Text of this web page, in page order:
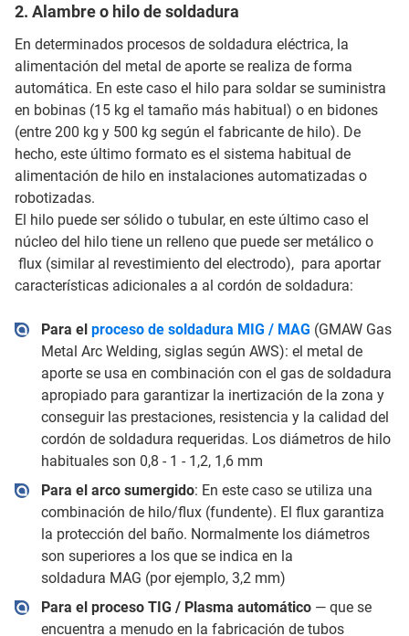
2. Alambre o hilo de soldadura
En determinados procesos de soldadura eléctrica, la
alimentación del metal de aporte se realiza de forma
automática. En este caso el hilo para soldar se suministra
en bobinas (15 kg el tamaño más habitual) o en bidones
(entre 200 kg y 500 kg según el fabricante de hilo). De
hecho, este último formato es el sistema habitual de
alimentación de hilo en instalaciones automatizadas o
robotizadas.
El hilo puede ser sólido o tubular, en este último caso el
núcleo del hilo tiene un relleno que puede ser metálico o
flux (similar al revestimiento del electrodo), para aportar
características adicionales a al cordón de soldadura:
Para el proceso de soldadura MIG / MAG (GMAW Gas
Metal Arc Welding, siglas según AWS): el metal de
aporte se usa en combinación con el gas de soldadura
apropiado para garantizar la inertización de la zona y
conseguir las prestaciones, resistencia y la calidad del
cordón de soldadura requeridas. Los diámetros de hilo
habituales son 0,8 - 1 - 1,2, 1,6 mm
Para el arco sumergido: En este caso se utiliza una
combinación de hilo/flux (fundente). El flux garantiza
la protección del baño. Normalmente los diámetros
son superiores a los que se indica en la
soldadura MAG (por ejemplo, 3,2 mm)
Para el proceso TIG / Plasma automático— que se
encuentra a menudo en la fabricación de tubos